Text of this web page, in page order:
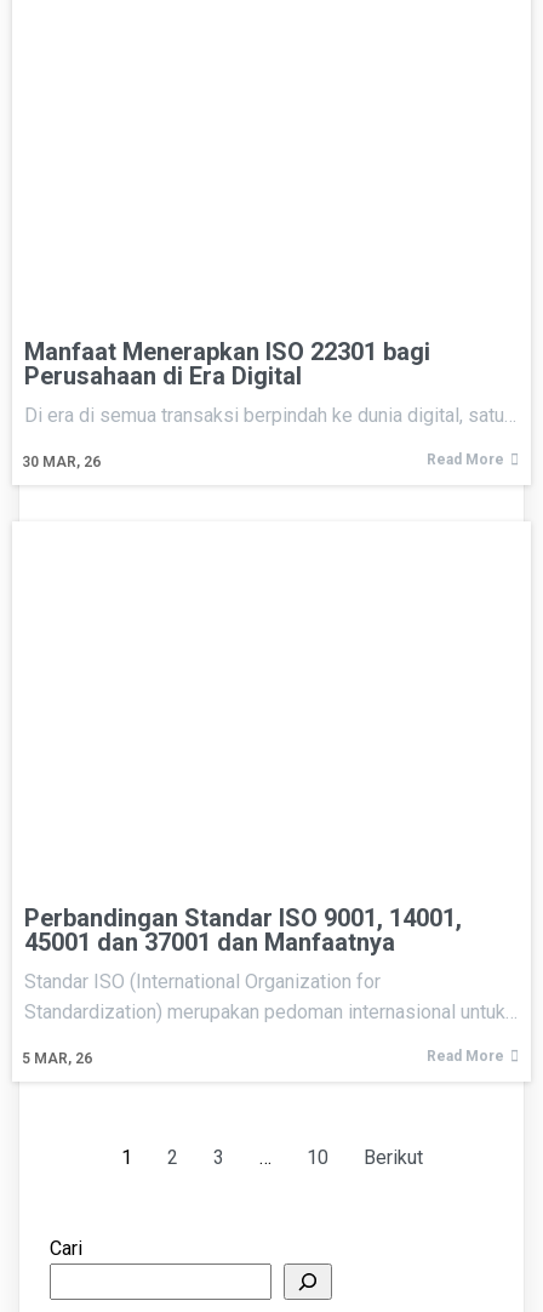
Manfaat Menerapkan ISO 22301 bagi
Perusahaan di Era Digital
30 MAR, 26
Di era di semua transaksi berpindah ke dunia digital, satu…
Read More
Perbandingan Standar ISO 9001, 14001,
45001 dan 37001 dan Manfaatnya
5 MAR, 26
Standar ISO (International Organization for
Standardization) merupakan pedoman internasional untuk…
Read More
1 2 3 … 10 Berikut
Cari